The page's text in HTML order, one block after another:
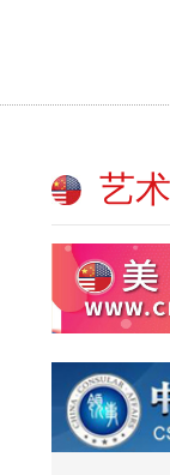
艺